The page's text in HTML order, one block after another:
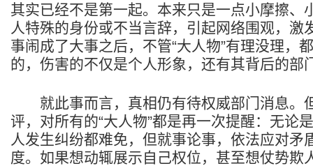
其实已经不是第一起。本来只是一点小摩擦、
人特殊的身份或不当言辞，引起网络围观，激
事闹成了大事之后，不管“大人物”有理没理，
的，伤害的不仅是个人形象，还有其背后的部
就此事而言，真相仍有待权威部门消息。
评，对所有的“大人物”都是再一次提醒：无论
人发生纠纷都难免，但就事论事，依法应对矛
度。如果想动辄展示自己权位，甚至想仗势欺